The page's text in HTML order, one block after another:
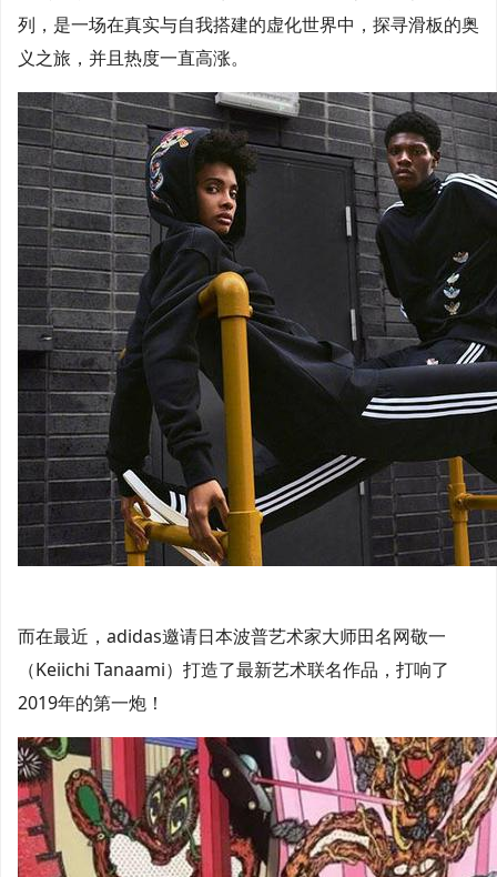
列，是一场在真实与自我搭建的虚化世界中，探寻滑板的奥
义之旅，并且热度一直高涨。
而在最近，adidas邀请日本波普艺术家大师田名网敬一
（Keiichi Tanaami）打造了最新艺术联名作品，打响了
2019年的第一炮！